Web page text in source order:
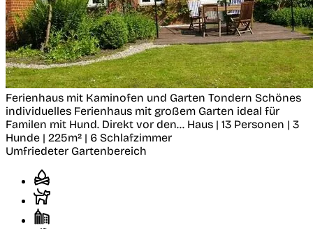
Ferienhaus mit Kaminofen und Garten Tondern Schönes
individuelles Ferienhaus mit großem Garten ideal für
Familen mit Hund. Direkt vor den... Haus | 13 Personen | 3
Hunde | 225m² | 6 Schlafzimmer
Umfriedeter Gartenbereich